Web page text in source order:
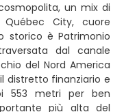
un mix di
City, cuore
storico è Patrimonio
dal canale
del Nord America
distretto finanziario e
553 metri per ben
più alta del